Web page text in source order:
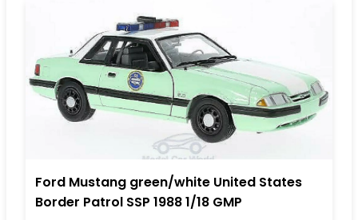
Ford Mustang green/white United States
Border Patrol SSP 1988 1/18 GMP